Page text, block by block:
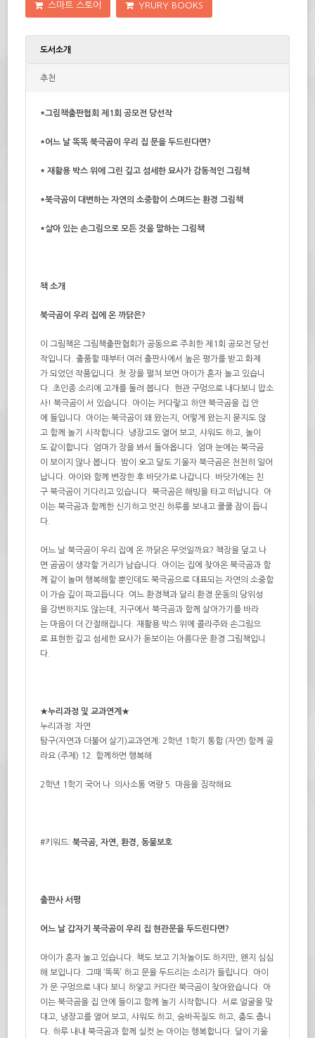
스마트 스토어 YRURY BOOKS
도서소개
추천
*그림책출판협회 제1회 공모전 당선작
*어느 날 똑똑 북극곰이 우리 집 문을 두드린다면?
* 재활용 박스 위에 그린 깊고 섬세한 묘사가 감동적인 그림책
*북극곰이 대변하는 자연의 소중함이 스며드는환경 그림책
*살아 있는 손그림으로 모든 것을 말하는 그림책
책 소개
북극곰이 우리 집에 온 까닭은?
이 그림책은 그림책출판협회가 공동으로 주최한 제1회 공모전 당선
작입니다. 출품할 때부터 여러 출판사에서 높은 평가를 받고 화제
가 되었던 작품입니다. 첫 장을 펼쳐 보면 아이가 혼자 놀고 있습니
다. 초인종 소리에 고개를 돌려 봅니다. 현관 구멍으로 내다보니 맙소
사! 북극곰이 서 있습니다. 아이는 커다랗고 하얀 북극곰을 집 안
에 들입니다. 아이는 북극곰이 왜 왔는지, 어떻게 왔는지 묻지도 않
고 함께 놀기 시작합니다. 냉장고도 열어 보고, 샤워도 하고, 놀이
도 같이합니다. 엄마가 장을 봐서 돌아옵니다. 엄마 눈에는 북극곰
이 보이지 않나 봅니다. 밤이 오고 달도 기울자 북극곰은 천천히 일어
납니다. 아이와 함께 변장한 후 바닷가로 나갑니다. 바닷가에는 친
구 북극곰이 기다리고 있습니다. 북극곰은 해빙을 타고 떠납니다. 아
이는 북극곰과 함께한 신기하고 멋진 하루를 보내고 쿨쿨 잠이 듭니
다.
어느 날 북극곰이 우리 집에 온 까닭은 무엇일까요? 책장을 덮고 나
면 곰곰이 생각할 거리가 남습니다. 아이는 집에 찾아온 북극곰과 함
께 같이 놀며 행복해할 뿐인데도 북극곰으로 대표되는 자연의 소중함
이 가슴 깊이 파고듭니다. 여느 환경책과 달리 환경 운동의 당위성
을 강변하지도 않는데, 지구에서 북극곰과 함께 살아가기를 바라
는 마음이 더 간절해집니다. 재활용 박스 위에 콜라주와 손그림으
로 표현한 깊고 섬세한 묘사가 돋보이는 아름다운 환경 그림책입니
다.
★누리과정 및 교과연계★
누리과정: 자연
탐구(자연과 더불어 살기)교과연계: 2학년 1학기 통합 (자연) 함께 골
라요 (주제) 12. 함께하면 행복해
2학년 1학기 국어 나 의사소통 역량 5. 마음을 짐작해요
#키워드:북극곰, 자연, 환경, 동물보호
출판사 서평
어느 날 갑자기 북극곰이 우리 집 현관문을 두드린다면?
아이가 혼자 놀고 있습니다. 책도 보고 기차놀이도 하지만, 왠지 심심
해 보입니다. 그때 ‘똑똑’ 하고 문을 두드리는 소리가 들립니다. 아이
가 문 구멍으로 내다 보니 하얗고 커다란 북극곰이 찾아왔습니다. 아
이는 북극곰을 집 안에 들이고 함께 놀기 시작합니다. 서로 얼굴을 맞
대고, 냉장고를 열어 보고, 샤워도 하고, 숨바꼭질도 하고, 춤도 춥니
다. 하루 내내 북극곰과 함께 실컷 논 아이는 행복합니다. 달이 기울